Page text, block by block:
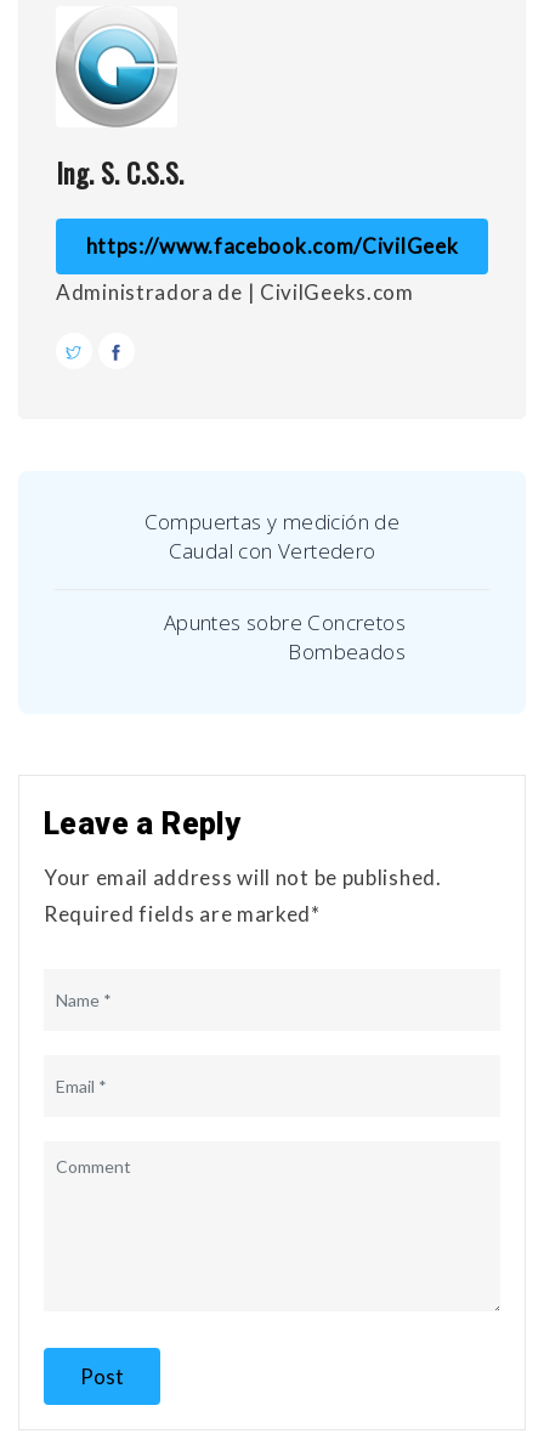
Ing. S. C.S.S.
https://www.facebook.com/CivilGeek
Administradora de | CivilGeeks.com
Compuertas y medición de
Caudal con Vertedero
Apuntes sobre Concretos
Bombeados
Leave a Reply
Your email address will not be published.
Required fields are marked*